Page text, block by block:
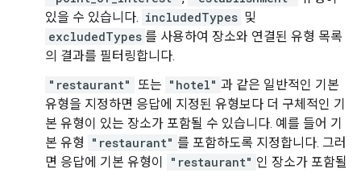
있을 수 있습니다. includedTypes 및
excludedTypes 를 사용하여 장소와 연결된 유형 목록
의 결과를 필터링합니다.
"restaurant"
또는 "hotel" 과 같은 일반적인 기본
유형을 지정하면 응답에 지정된 유형보다 더 구체적인 기
본 유형이 있는 장소가 포함될 수 있습니다. 예를 들어 기
본 유형
"restaurant" 를 포함하도록 지정합니다. 그러
면 응답에 기본 유형이
"restaurant" 인 장소가 포함될